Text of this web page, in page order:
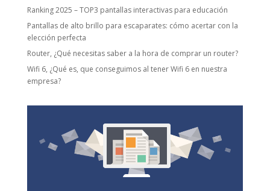
Ranking 2025 – TOP3 pantallas interactivas para educación
Pantallas de alto brillo para escaparates: cómo acertar con la
elección perfecta
Router, ¿Qué necesitas saber a la hora de comprar un router?
Wifi 6, ¿Qué es, que conseguimos al tener Wifi 6 en nuestra
empresa?